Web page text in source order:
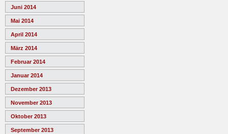
Juni 2014
Mai 2014
April 2014
März 2014
Februar 2014
Januar 2014
Dezember 2013
November 2013
Oktober 2013
September 2013